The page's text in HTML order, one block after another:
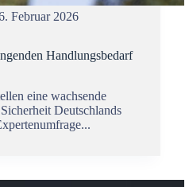
Februar 2026
Handlungsbedarf
eine wachsende
Deutschlands